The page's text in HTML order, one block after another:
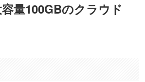
量100GBのクラウド